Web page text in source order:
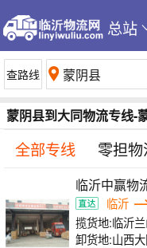
总站
全部专线 零担
临沂中赢物
临沂
揽货地:临沂
卸货地:山西